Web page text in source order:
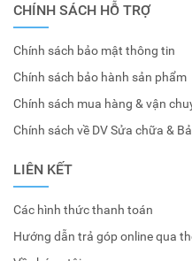
CHÍNH SÁCH HỖ TRỢ
Chính sách bảo mật thông tin
Chính sách bảo hành sản phẩm
Chính sách mua hàng & vận
Chính sách về DV Sửa chữa &
LIÊN KẾT
Các hình thức thanh toán
Hướng dẫn trả góp online qua